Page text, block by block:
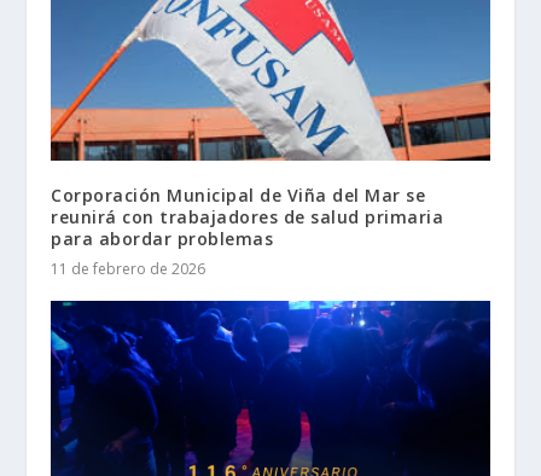
Corporación Municipal de Viña del Mar se
reunirá con trabajadores de salud primaria
para abordar problemas
11 de febrero de 2026